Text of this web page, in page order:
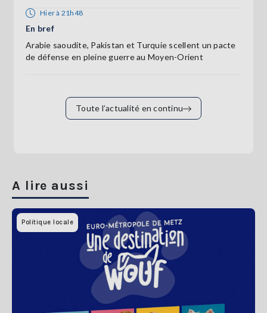
Hier à 21h48
En bref
Arabie saoudite, Pakistan et Turquie scellent un pacte
de défense en pleine guerre au Moyen-Orient
Toute l’actualité en continu
A lire aussi
Politique locale